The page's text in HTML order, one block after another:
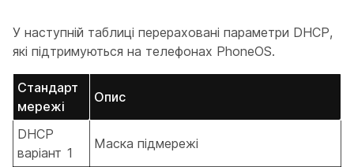
У наступній таблиці перераховані параметри DHCP,
які підтримуються на телефонах PhoneOS.
Стандарт
мережі
Опис
DHCP
варіант 1
Маска підмережі